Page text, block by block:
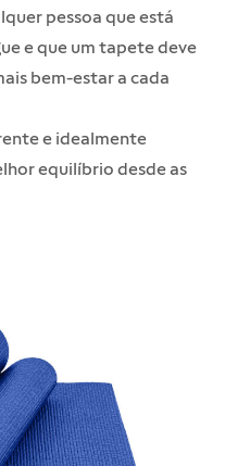
pessoa que está
e que um tapete deve
bem-estar a cada
e idealmente
equilíbrio desde as